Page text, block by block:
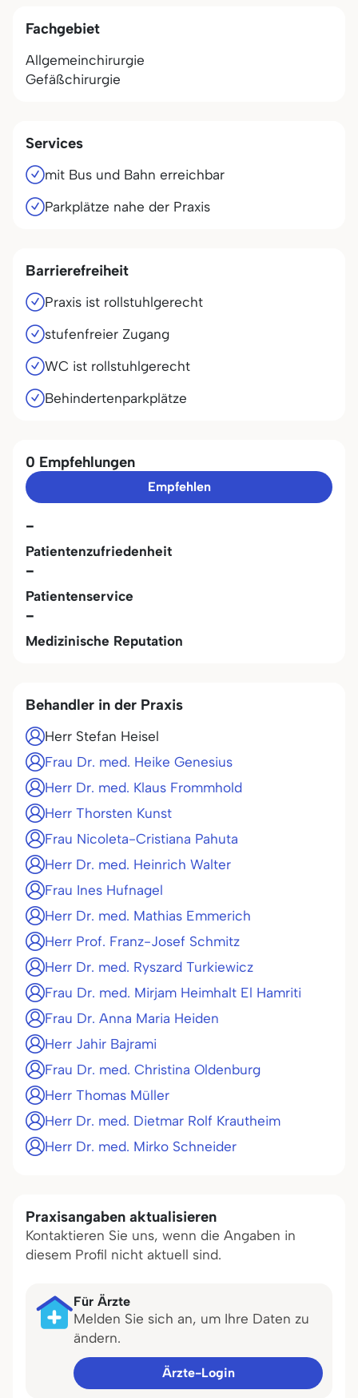
Fachgebiet
Allgemeinchirurgie
Gefäßchirurgie
Services
mit Bus und Bahn erreichbar
Parkplätze nahe der Praxis
Barrierefreiheit
Praxis ist rollstuhlgerecht
stufenfreier Zugang
WC ist rollstuhlgerecht
Behindertenparkplätze
0 Empfehlungen
Empfehlen
-
Patientenzufriedenheit
-
Patientenservice
-
Medizinische Reputation
Behandler in der Praxis
Herr Stefan Heisel
Frau Dr. med. Heike Genesius
Herr Dr. med. Klaus Frommhold
Herr Thorsten Kunst
Frau Nicoleta-Cristiana Pahuta
Herr Dr. med. Heinrich Walter
Frau Ines Hufnagel
Herr Dr. med. Mathias Emmerich
Herr Prof. Franz-Josef Schmitz
Herr Dr. med. Ryszard Turkiewicz
Frau Dr. med. Mirjam Heimhalt El Hamriti
Frau Dr. Anna Maria Heiden
Herr Jahir Bajrami
Frau Dr. med. Christina Oldenburg
Herr Thomas Müller
Herr Dr. med. Dietmar Rolf Krautheim
Herr Dr. med. Mirko Schneider
Praxisangaben aktualisieren
Kontaktieren Sie uns, wenn die Angaben in
diesem Profil nicht aktuell sind.
Für Ärzte
Melden Sie sich an, um Ihre Daten zu
ändern.
Ärzte-Login